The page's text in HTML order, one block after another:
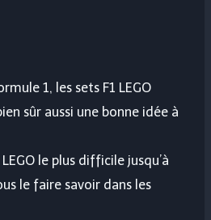
1, les sets F1 LEGO
sûr aussi une bonne idée à
le plus difficile jusqu’à
le faire savoir dans les